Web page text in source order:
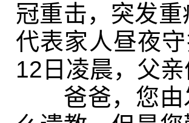
冠重击，突发重
代表家人昼夜
12 日凌晨，父
爸爸，您由发